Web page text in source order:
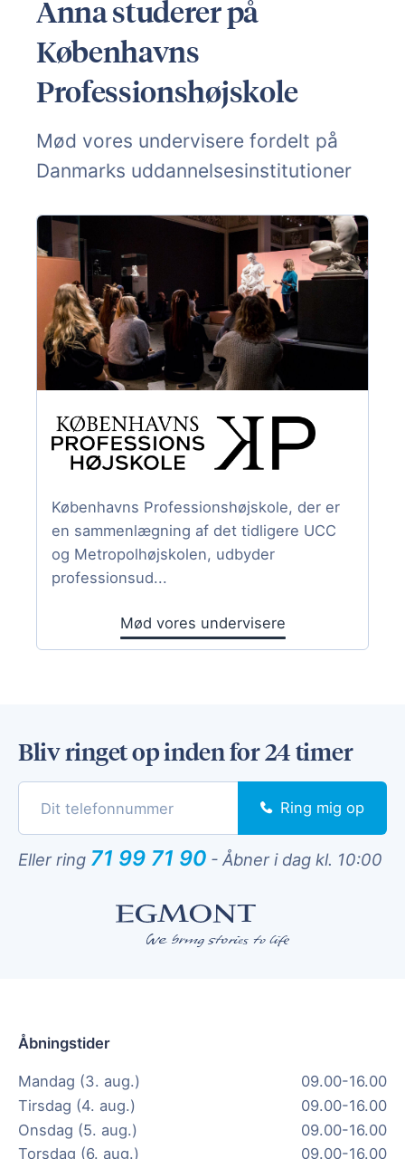
Anna studerer på
Københavns
Professionshøjskole
Mød vores undervisere fordelt på
Danmarks uddannelsesinstitutioner
Københavns Professionshøjskole, der er
en sammenlægning af det tidligere UCC
og Metropolhøjskolen, udbyder
professionsud...
Mød vores undervisere
Bliv ringet op inden for 24 timer
Ring mig op
Eller ring 71 99 71 90 - Åbner i dag kl. 10:00
Åbningstider
Mandag (3. aug.)
09.00-16.00
Tirsdag (4. aug.)
09.00-16.00
Onsdag (5. aug.)
09.00-16.00
Torsdag (6. aug.)
09.00-16.00